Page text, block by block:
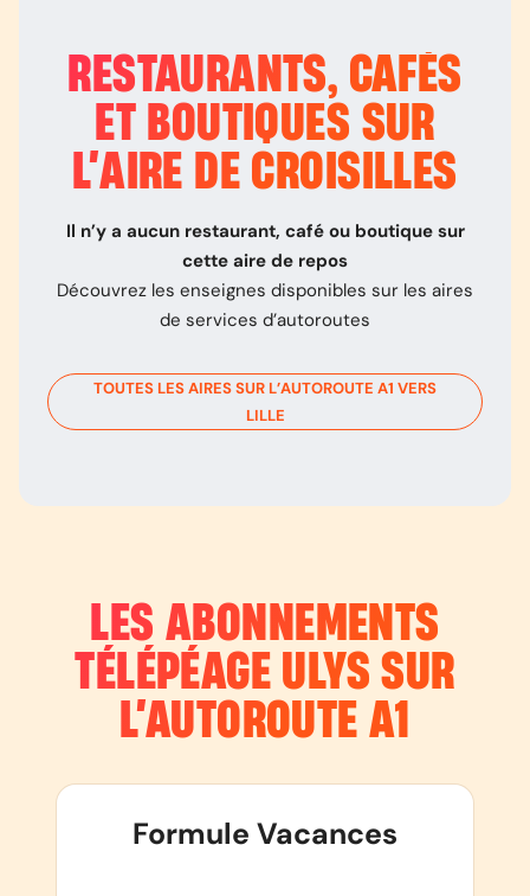
RESTAURANTS, CAFÉS
ET BOUTIQUES SUR
L’AIRE DE CROISILLES
Il n’y a aucun restaurant, café ou boutique sur
cette aire de repos
Découvrez les enseignes disponibles sur les aires
de services d’autoroutes
TOUTES LES AIRES SUR L’AUTOROUTE A1 VERS
LILLE
LES ABONNEMENTS
TÉLÉPÉAGE ULYS SUR
L’AUTOROUTEA1
Formule Vacances